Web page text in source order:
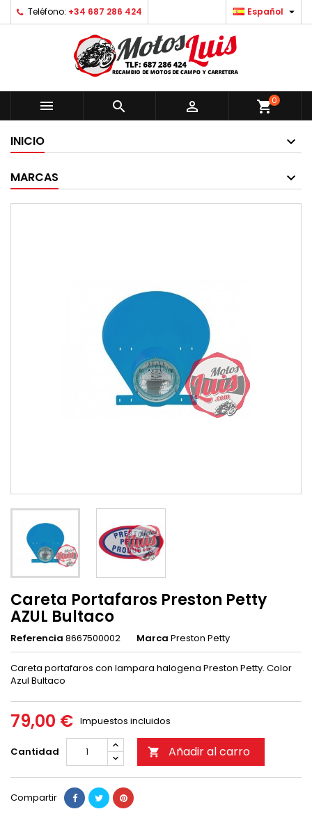
Teléfono: +34 687 286 424 Español 
   shopping_cart0
INICIO
MARCAS
Careta Portafaros Preston Petty
AZUL Bultaco
Referencia 8667500002 Marca Preston Petty
Careta portafaros con lampara halogena Preston Petty. Color
Azul Bultaco
79,00 € Impuestos incluidos
Cantidad  Añadir al carro
Compartir